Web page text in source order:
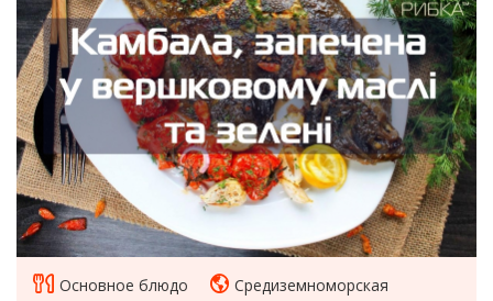
Основное блюдо
Средиземноморская